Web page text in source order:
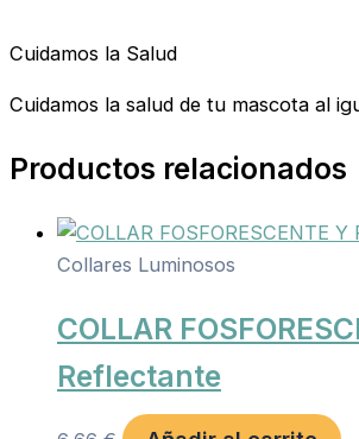
Cuidamos la Salud
Cuidamos la salud de tu mascota al
Productos relacionados
Collares Luminosos
COLLAR
Reflectante